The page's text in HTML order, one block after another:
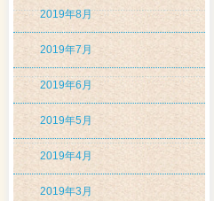
2019年8月
2019年7月
2019年6月
2019年5月
2019年4月
2019年3月